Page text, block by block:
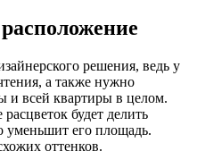
решения, ведь у
а также нужно
и всей квартиры в целом.
будет делить
уменьшит его площадь.
оттенков.